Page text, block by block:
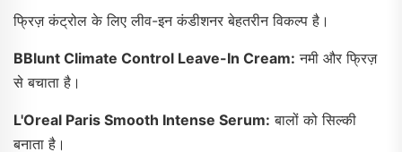
फ्रिज़ कंट्रोल के लिए लीव-इन कंडीशनर बेहतरीन विकल्प है।
BBlunt Climate Control Leave-In Cream: नमी और फ्रिज़
से बचाता है।
L'Oreal Paris Smooth Intense Serum: बालों को सिल्की
बनाता है।